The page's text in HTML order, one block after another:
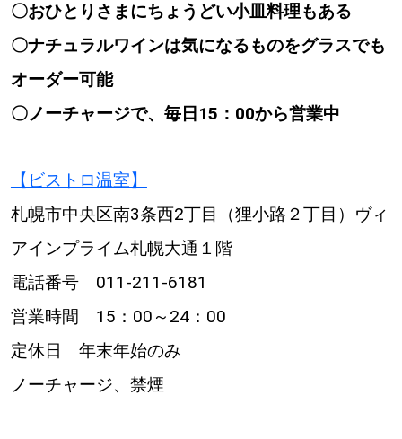
〇おひとりさまにちょうどい小皿料理もある
〇ナチュラルワインは気になるものをグラスでも
オーダー可能
〇ノーチャージで、毎日15：00から営業中
【ビストロ温室】
札幌市中央区南3条西2丁目（狸小路２丁目）ヴィ
アインプライム札幌大通１階
電話番号 011-211-6181
営業時間 15：00～24：00
定休日 年末年始のみ
ノーチャージ、禁煙